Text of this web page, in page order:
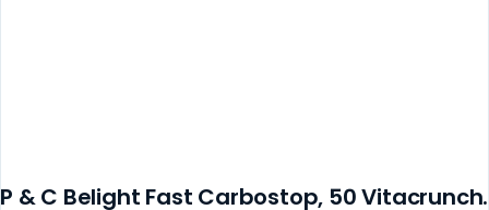
P & C Belight Fast Carbostop, 50 Vitacrunch.